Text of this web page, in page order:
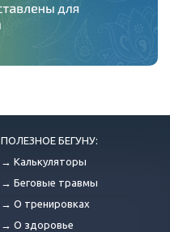
ПОЛЕЗНОЕ БЕГУНУ:
→ Калькуляторы
→ Беговые травмы
→ О тренировках
→ О здоровье